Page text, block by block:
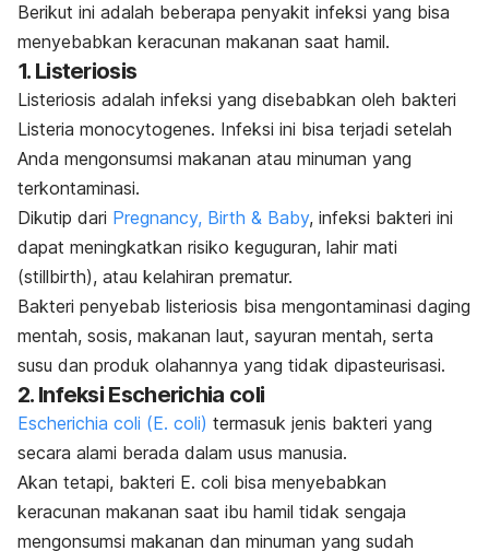
Berikut ini adalah beberapa penyakit infeksi yang bisa
menyebabkan keracunan makanan saat hamil.
1. Listeriosis
Listeriosis adalah infeksi yang disebabkan oleh bakteri
Listeria monocytogenes. Infeksi ini bisa terjadi setelah
Anda mengonsumsi makanan atau minuman yang
terkontaminasi.
Dikutip dari Pregnancy, Birth & Baby, infeksi bakteri ini
dapat meningkatkan risiko keguguran, lahir mati
(stillbirth), atau kelahiran prematur.
Bakteri penyebab listeriosis bisa mengontaminasi daging
mentah, sosis, makanan laut, sayuran mentah, serta
susu dan produk olahannya yang tidak dipasteurisasi.
2. Infeksi Escherichia coli
Escherichia coli (E. coli) termasuk jenis bakteri yang
secara alami berada dalam usus manusia.
Akan tetapi, bakteri E. coli bisa menyebabkan
keracunan makanan saat ibu hamil tidak sengaja
mengonsumsi makanan dan minuman yang sudah